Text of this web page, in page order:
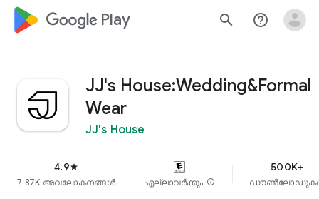
google_logo Play search help_outline
JJ's House:Wedding&Formal
Wear
JJ's House
4.9star
7.87K അവലോകനങ്ങൾ എല്ലാവർക്കും info
500K+